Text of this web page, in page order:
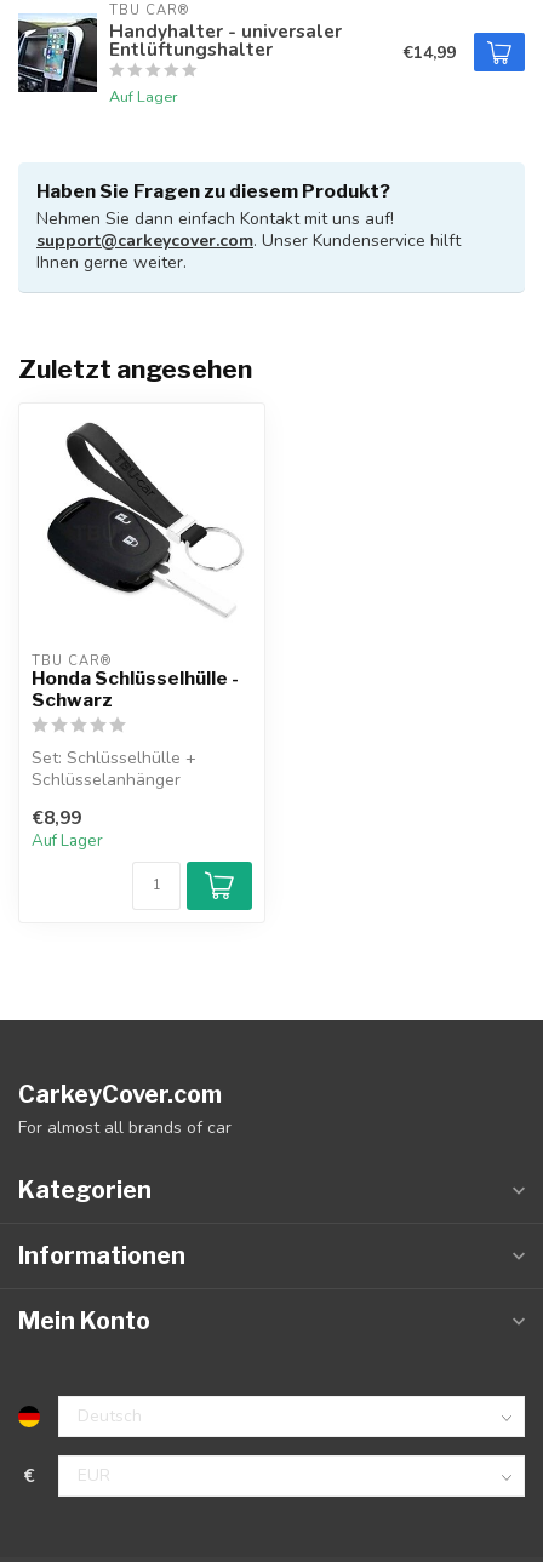
TBU CAR®
Handyhalter - universaler
Entlüftungshalter
Auf Lager
€14,99
Haben Sie Fragen zu diesem Produkt?
Nehmen Sie dann einfach Kontakt mit uns auf!
support@carkeycover.com. Unser Kundenservice hilft
Ihnen gerne weiter.
Zuletzt angesehen
TBU CAR®
Honda Schlüsselhülle -
Schwarz
Set: Schlüsselhülle +
Schlüsselanhänger
€8,99
Auf Lager
CarkeyCover.com
For almost all brands of car
Kategorien
Informationen
Mein Konto
€